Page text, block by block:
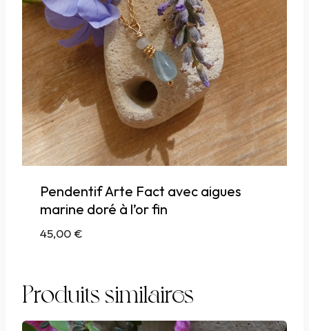
Pendentif Arte Fact avec aigues
marine doré à l’or fin
45,00€
Produits similaires